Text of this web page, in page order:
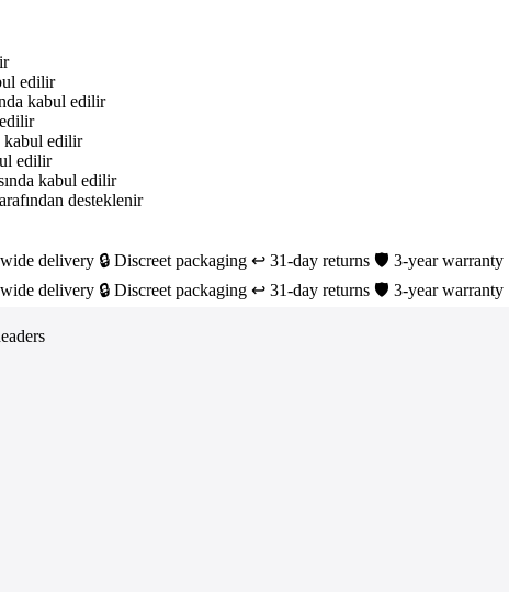
delivery 🔒 Discreet packaging ↩️ 31-day returns 🛡️ 3-year warranty
delivery 🔒 Discreet packaging ↩️ 31-day returns 🛡️ 3-year warranty